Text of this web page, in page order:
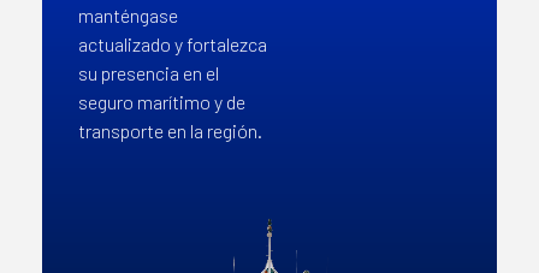
manténgase
actualizado y fortalezca
su presencia en el
seguro marítimo y de
transporte en la región.